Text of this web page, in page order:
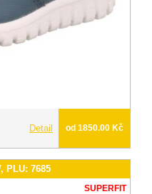
Detail od 1850.00 Kč
PLU: 7685
SUPERFIT